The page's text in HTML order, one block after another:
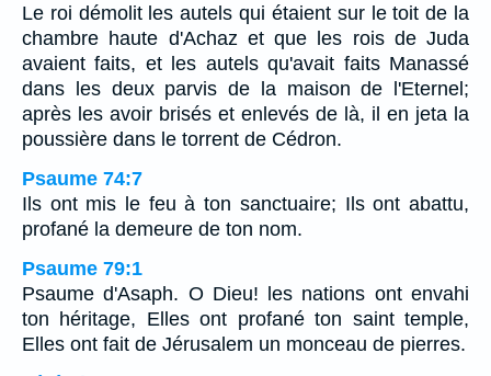
Le roi démolit les autels qui étaient sur le toit de la
chambre haute d'Achaz et que les rois de Juda
avaient faits, et les autels qu'avait faits Manassé
dans les deux parvis de la maison de l'Eternel;
après les avoir brisés et enlevés de là, il en jeta la
poussière dans le torrent de Cédron.
Psaume 74:7
Ils ont mis le feu à ton sanctuaire; Ils ont abattu,
profané la demeure de ton nom.
Psaume 79:1
Psaume d'Asaph. O Dieu! les nations ont envahi
ton héritage, Elles ont profané ton saint temple,
Elles ont fait de Jérusalem un monceau de pierres.